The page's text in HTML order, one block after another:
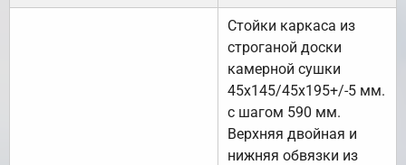
Стойки каркаса из
строганой доски
камерной сушки
45х145/45х195+/-5 мм.
с шагом 590 мм.
Верхняя двойная и
нижняя обвязки из